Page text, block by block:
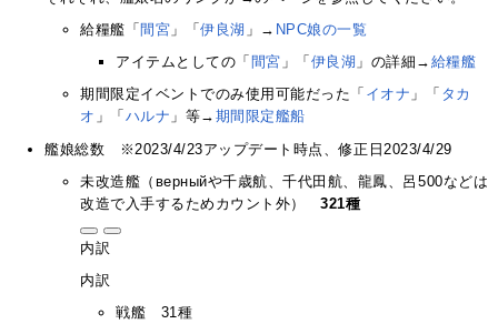
給糧艦「 間宮 」「伊良湖 」→ NPC娘の一覧
アイテムとしての「 間宮 」「 伊良湖 」の詳細→ 給糧艦
期間限定イベントでのみ使用可能だった「 イオナ 」「 タカ
オ 」「 ハルナ 」等→ 期間限定艦船
艦娘総数 ※2023/4/23アップデート時点、修正日2023/4/29
未改造艦（верныйや千歳航、千代田航、龍鳳、呂500などは
改造で入手するためカウント外）321種
内訳
内訳
戦艦 31種